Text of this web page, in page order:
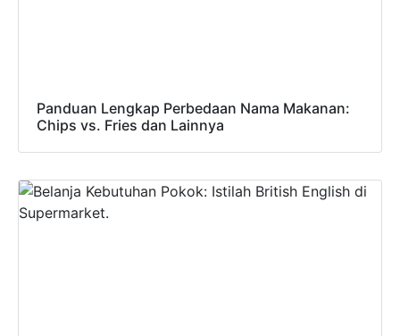
Panduan Lengkap Perbedaan Nama Makanan:
Chips vs. Fries dan Lainnya